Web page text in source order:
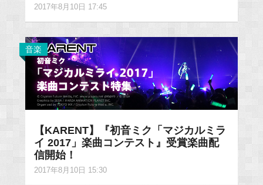
2017年8月10日 17:45
音楽
【KARENT】『初音ミク「マジカルミラ
イ 2017」楽曲コンテスト』受賞楽曲配
信開始！
2017年8月10日 15:30